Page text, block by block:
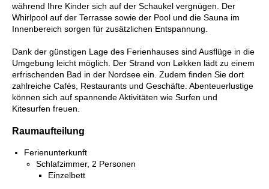
während Ihre Kinder sich auf der Schaukel vergnügen. Der
Whirlpool auf der Terrasse sowie der Pool und die Sauna im
Innenbereich sorgen für zusätzlichen Entspannung.
Dank der günstigen Lage des Ferienhauses sind Ausflüge in die
Umgebung leicht möglich. Der Strand von Løkken lädt zu einem
erfrischenden Bad in der Nordsee ein. Zudem finden Sie dort
zahlreiche Cafés, Restaurants und Geschäfte. Abenteuerlustige
können sich auf spannende Aktivitäten wie Surfen und
Kitesurfen freuen.
Raumaufteilung
Ferienunterkunft
Schlafzimmer, 2 Personen
Einzelbett